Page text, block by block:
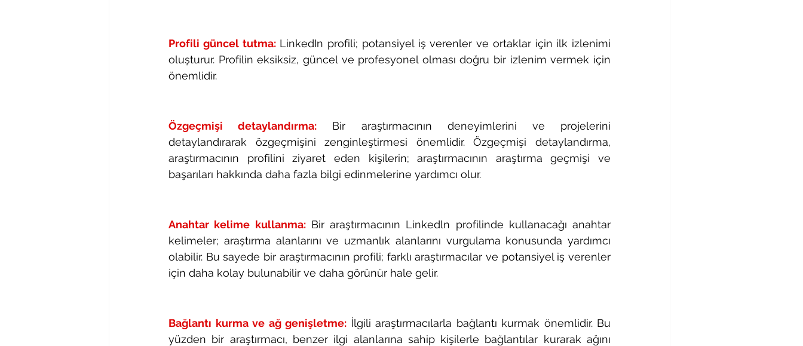
Profili güncel tutma: LinkedIn profili; potansiyel iş verenler ve ortaklar için ilk izlenimi
oluşturur. Profilin eksiksiz, güncel ve profesyonel olması doğru bir izlenim vermek için
önemlidir.
Özgeçmişi detaylandırma:
Bir araştırmacının deneyimlerini ve projelerini
detaylandırarak özgeçmişini zenginleştirmesi önemlidir. Özgeçmişi detaylandırma,
araştırmacının profilini ziyaret eden kişilerin; araştırmacının araştırma geçmişi ve
başarıları hakkında daha fazla bilgi edinmelerine yardımcı olur.
Anahtar kelime kullanma: Bir araştırmacının Linkedln profilinde kullanacağı anahtar
kelimeler; araştırma alanlarını ve uzmanlık alanlarını vurgulama konusunda yardımcı
olabilir. Bu sayede bir araştırmacının profili; farklı araştırmacılar ve potansiyel iş verenler
için daha kolay bulunabilir ve daha görünür hale gelir.
Bağlantı kurma ve ağ genişletme: İlgili araştırmacılarla bağlantı kurmak önemlidir. Bu
yüzden bir araştırmacı, benzer ilgi alanlarına sahip kişilerle bağlantılar kurarak ağını